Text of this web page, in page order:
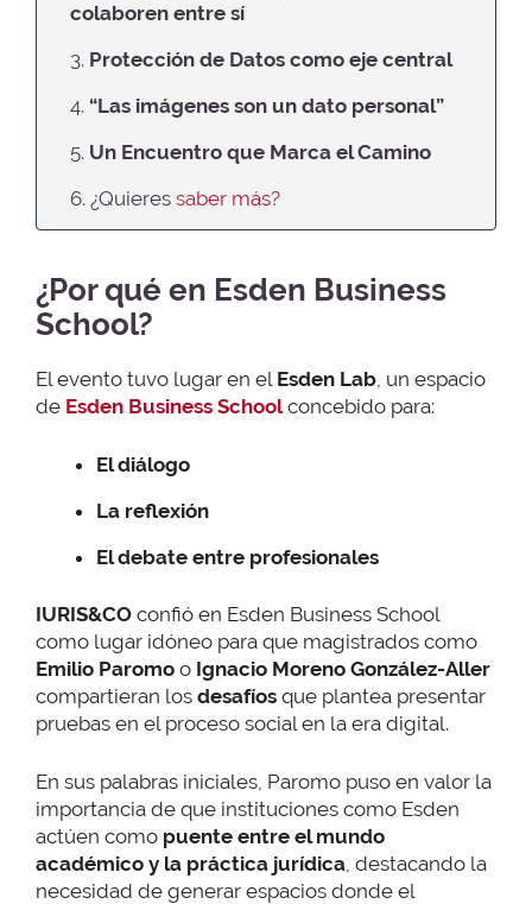
colaboren entre sí
3. Protección de Datos como eje central
4. “Las imágenes son un dato personal”
5. Un Encuentro que Marca el Camino
6. ¿Quieres saber más?
¿Por qué en Esden Business
School?
El evento tuvo lugar en el Esden Lab, un espacio
de Esden Business School concebido para:
El diálogo
La reflexión
El debate entre profesionales
IURIS&CO confió en Esden Business School
como lugar idóneo para que magistrados como
Emilio Paromo o Ignacio Moreno González-Aller
compartieran los desafíos que plantea presentar
pruebas en el proceso social en la era digital.
En sus palabras iniciales, Paromo puso en valor la
importancia de que instituciones como Esden
actúen como puente entre el mundo
académico y la práctica jurídica , destacando la
necesidad de generar espacios donde el